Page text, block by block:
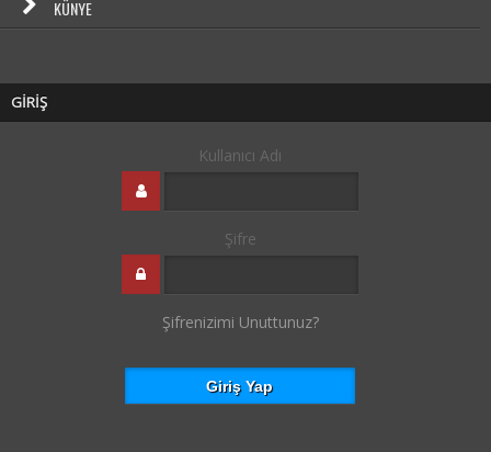
KÜNYE
GİRİŞ
Kullanıcı Adı
Şifre
Şifrenizimi Unuttunuz?